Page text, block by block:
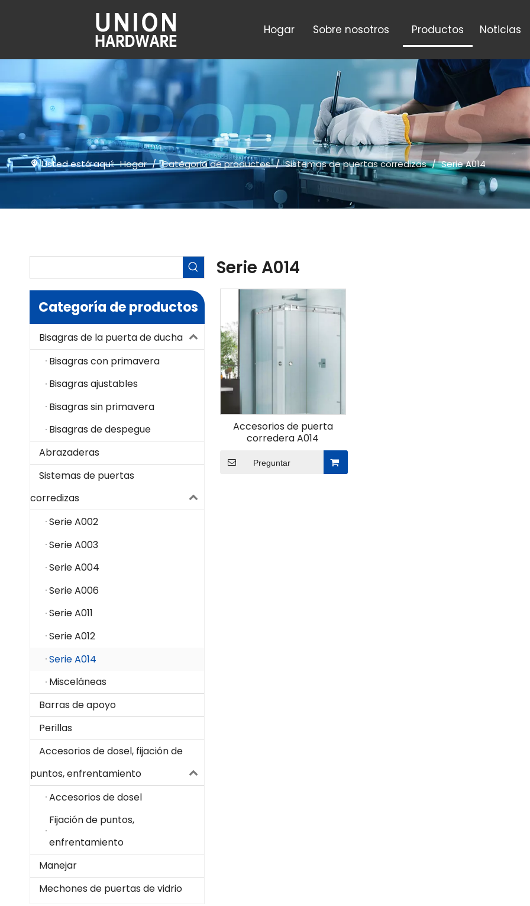
Hogar Sobre nosotros Productos Noticias
Usted está aquí: Hogar / Categoría de productos / Sistemas de puertas corredizas / Serie A014
Categoría de productos
Bisagras de la puerta de ducha
Bisagras con primavera
Bisagras ajustables
Bisagras sin primavera
Bisagras de despegue
Abrazaderas
Sistemas de puertas
corredizas
Serie A002
Serie A003
Serie A004
Serie A006
Serie A011
Serie A012
Serie A014
Misceláneas
Barras de apoyo
Perillas
Accesorios de dosel, fijación de
puntos, enfrentamiento
Accesorios de dosel
Fijación de puntos,
enfrentamiento
Manejar
Mechones de puertas de vidrio
Serie A014
Accesorios de puerta
corredera A014
Preguntar